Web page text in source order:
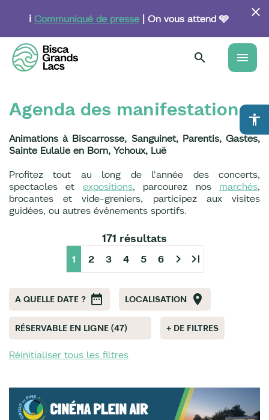
principal
ℹ️ Communiqué de presse| On vous attend 🩵
menu
accessibility
Agenda des manifestations
Animations à Biscarrosse, Sanguinet, Parentis, Gastes,
Sainte Eulalie en Born, Ychoux, Luë
Profitez tout au long de l'année des concerts,
spectacles et expositions, parcourez nos marchés,
brocantes et vide-greniers, participez aux visites
guidées, ou autres événements sportifs.
171 résultats
1 2 3 4 5 6 chevron_right last_page
A QUELLE DATE ? LOCALISATION
RÉSERVABLE EN LIGNE (47) + DE FILTRES
Réinitialiser tous les filtres